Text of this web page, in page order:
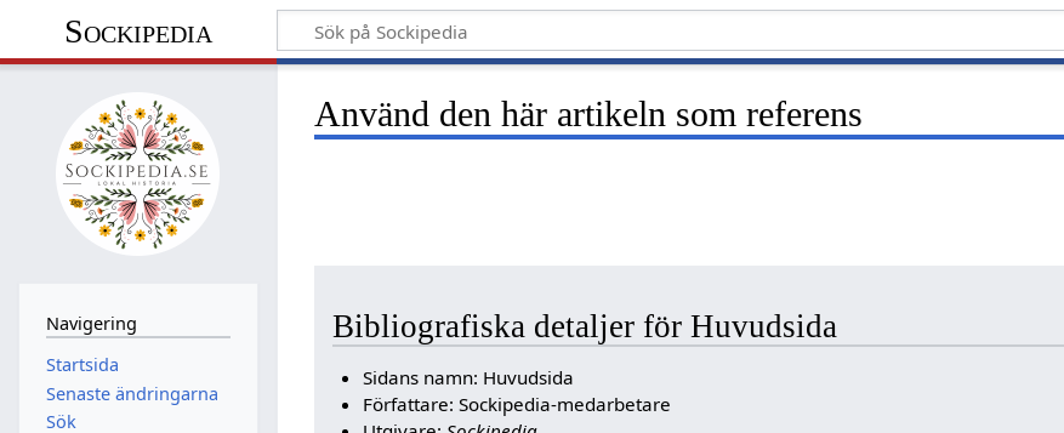
Sockipedia
Använd den här artikeln som referens
Bibliografiska detaljer för Huvudsida
Sidans namn: Huvudsida
Författare: Sockipedia-medarbetare
Navigering
Startsida
Senaste ändringarna
Sök